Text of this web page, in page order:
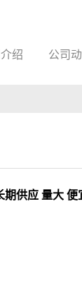
绍 公司
期供应 量大 便